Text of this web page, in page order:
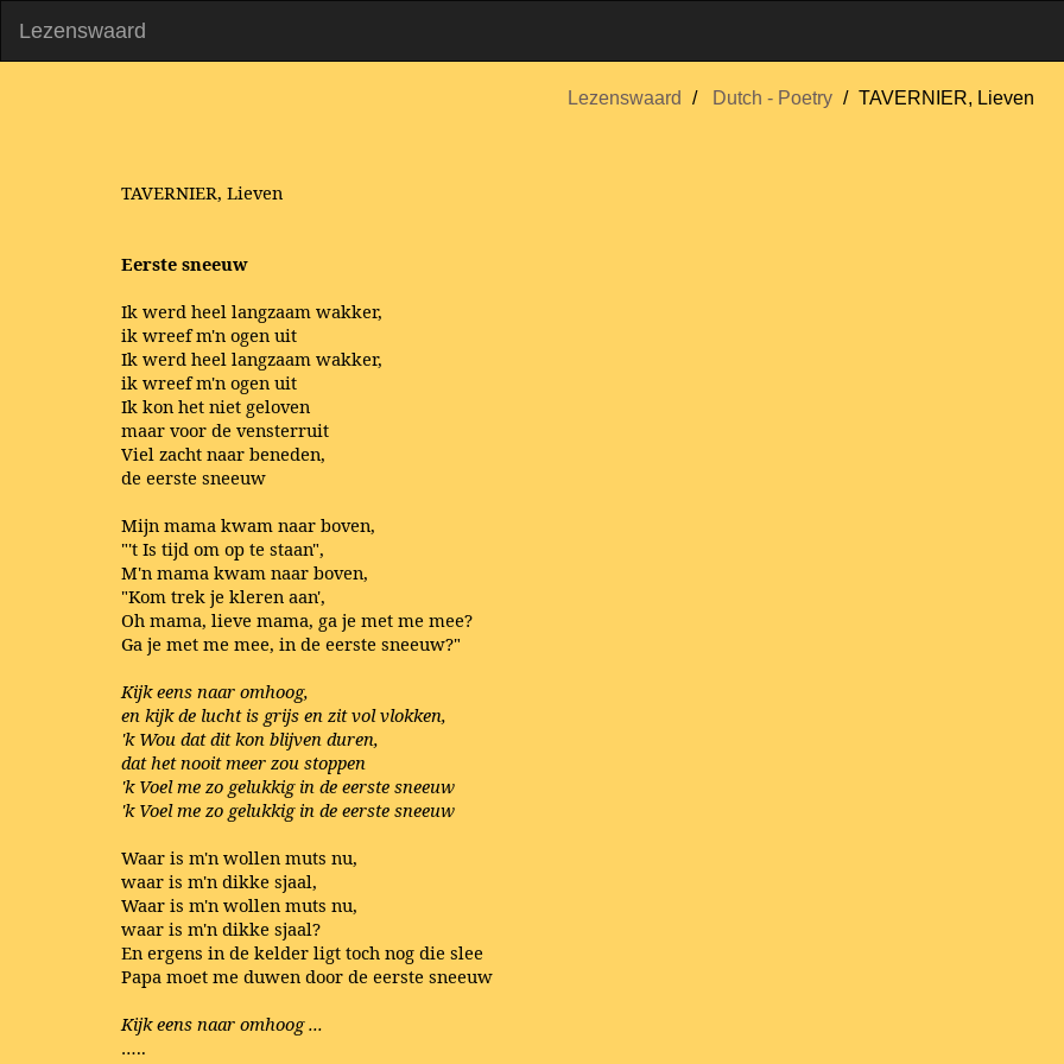
Lezenswaard
Lezenswaard Dutch - Poetry TAVERNIER, Lieven
TAVERNIER, Lieven
Eerste sneeuw
Ik werd heel langzaam wakker,
ik wreef m'n ogen uit
Ik werd heel langzaam wakker,
ik wreef m'n ogen uit
Ik kon het niet geloven
maar voor de vensterruit
Viel zacht naar beneden,
de eerste sneeuw
Mijn mama kwam naar boven,
"'t Is tijd om op te staan",
M'n mama kwam naar boven,
"Kom trek je kleren aan',
Oh mama, lieve mama, ga je met me mee?
Ga je met me mee, in de eerste sneeuw?"
Kijk eens naar omhoog,
en kijk de lucht is grijs en zit vol vlokken,
'k Wou dat dit kon blijven duren,
dat het nooit meer zou stoppen
'k Voel me zo gelukkig in de eerste sneeuw
'k Voel me zo gelukkig in de eerste sneeuw
Waar is m'n wollen muts nu,
waar is m'n dikke sjaal,
Waar is m'n wollen muts nu,
waar is m'n dikke sjaal?
En ergens in de kelder ligt toch nog die slee
Papa moet me duwen door de eerste sneeuw
Kijk eens naar omhoog ...
…..